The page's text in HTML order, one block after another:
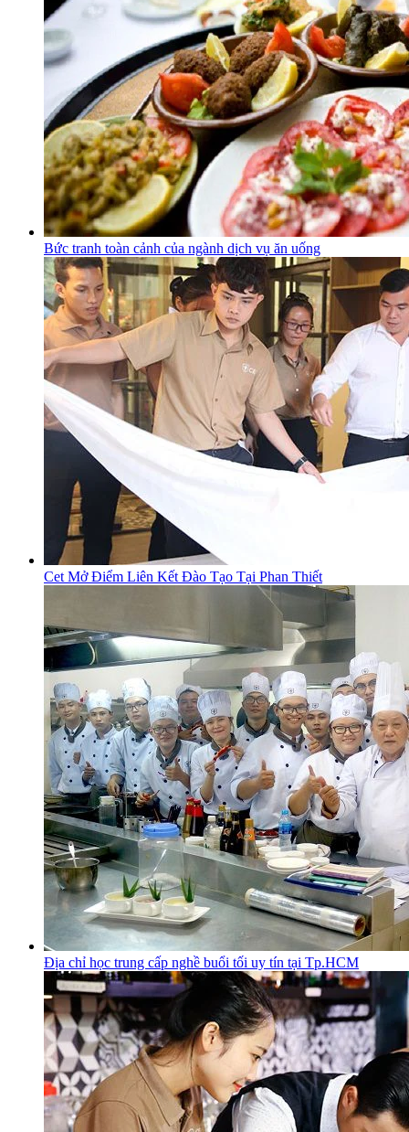
Bức tranh toàn cảnh của ngành dịch vụ ăn uống
Cet Mở Điểm Liên Kết Đào Tạo Tại Phan Thiết
Địa chỉ học trung cấp nghề buổi tối uy tín tại Tp.HCM